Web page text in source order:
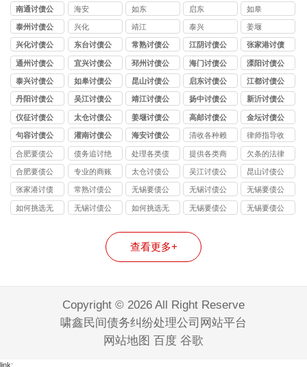
司
南通讨债公
司
海安 如东 启东 如皋
泰州讨债公
司
兴化 靖江 泰兴 姜堰
兴化讨债公
司
东台讨债公
司
常熟讨债公
司
江阴讨债公
司
张家港讨债
公司
通州讨债公
司
宜兴讨债公
司
邳州讨债公
司
海门讨债公
司
溧阳讨债公
司
泰兴讨债公
司
如皋讨债公
司
昆山讨债公
司
启东讨债公
司
江都讨债公
司
丹阳讨债公
司
吴江讨债公
司
靖江讨债公
司
扬中讨债公
司
新沂讨债公
司
仪征讨债公
司
太仓讨债公
司
姜堰讨债公
司
高邮讨债公
司
金坛讨债公
司
句容讨债公
司
灌南讨债公
司
海安讨债公
司
清收各种赖
债
律师指导收
账
合肥要债公
司
债务追讨绝
不违法
处理各类债
务纠纷
提供各类商
账
欠条的法律
效力
合肥要债公
司
专业的商账
追收师
太仓讨债公
司
吴江讨债公
司
昆山讨债公
司
张家港讨债
公司
常熟讨债公
司
无锡要债公
司 - 无锡合
务催收机构
「高效回
款・本地团
无锡讨债公
司 - 合法高
｜无锡本地
要债公司 -
不成功不收
无锡要债公
司_无锡合法
如何挑选无
无锡讨债公
法债务催收
机构 | 无锡
如何挑选无
指南 + 间接
无锡要债公
优势，让回
款更有保障
无锡要债公
查看更多+
Copyright © 2026 All Right Reserve
啸鑫民间债务纠纷处理公司网站平台
网站地图
百度 谷歌
link: